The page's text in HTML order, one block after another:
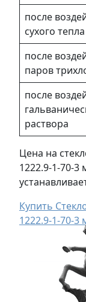
после
сухого
после
паров
после
раствора
Цена на
1222.9-1-70-3
Купить
1222.9-1-70-3